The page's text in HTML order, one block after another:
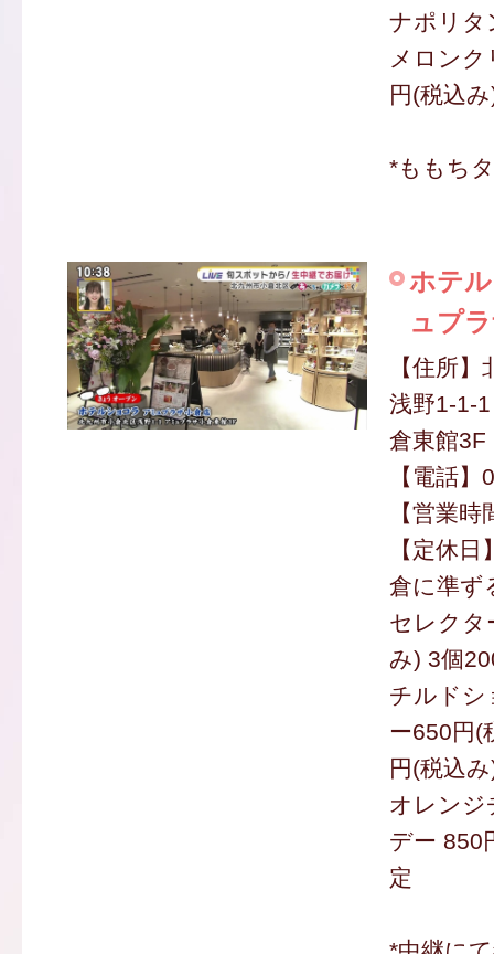
ナポリタ
メロン
円(税込
*ももち
ホテ
ュプ
【住所
浅野1-1-
倉東館3F
【電話
【営業
【定休
倉に準ず
セレクタ
み) 3個
チルドシ
ー650円(
円(税込
オレンジ
デー 850
定